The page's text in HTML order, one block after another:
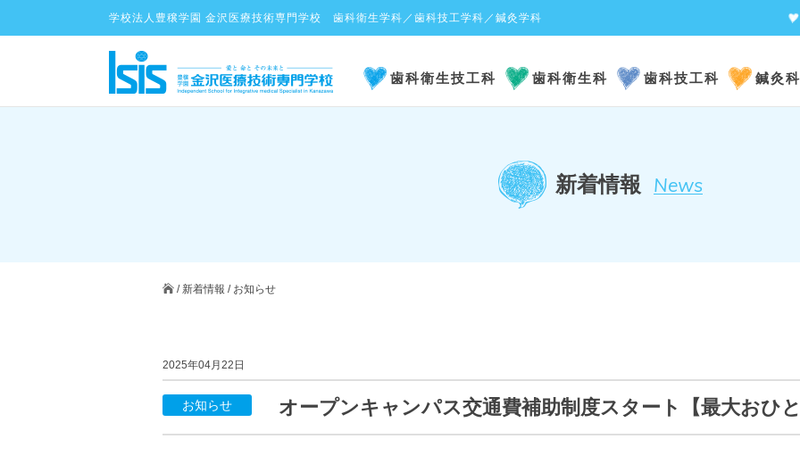
学校法人豊穣学園 金沢医療技術専門学校 歯科衛生学科／歯科技工学科／鍼灸学科
歯科衛生技工科 歯科衛生科 歯科技工科 鍼灸科
新着情報 News
/ 新着情報 / お知らせ
2025年04月22日
お知らせ オープンキャンパス交通費補助制度スタート【最大おひと